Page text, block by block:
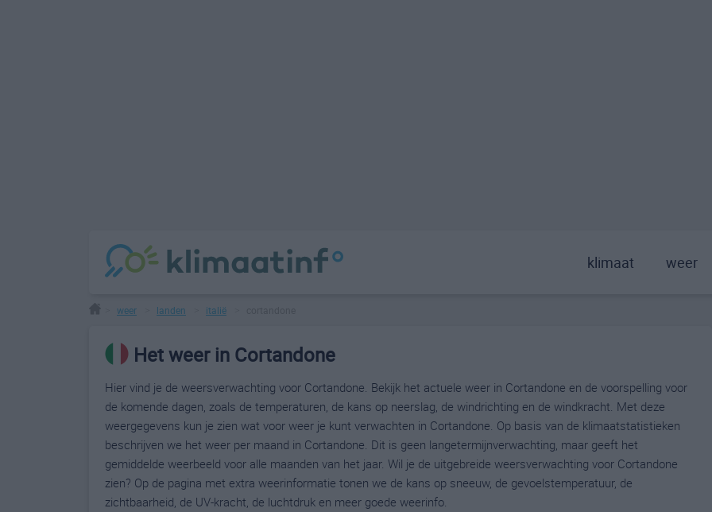
klimaat weer
weer landen italië
Het weer in Cortandone
Hier vind je de weersverwachting voor Cortandone. Bekijk het actuele weer in Cortandone en de voorspelling voor
de komende dagen, zoals de temperaturen, de kans op neerslag, de windrichting en de windkracht. Met deze
weergegevens kun je zien wat voor weer je kunt verwachten in Cortandone. Op basis van de klimaatstatistieken
beschrijven we het weer per maand in Cortandone. Dit is geen langetermijnverwachting, maar geeft het
gemiddelde weerbeeld voor alle maanden van het jaar. Wil je de uitgebreide weersverwachting voor Cortandone
zien? Op de pagina met extra weerinformatie tonen we de kans op sneeuw, de gevoelstemperatuur, de
zichtbaarheid, de UV-kracht, de luchtdruk en meer goede weerinfo.